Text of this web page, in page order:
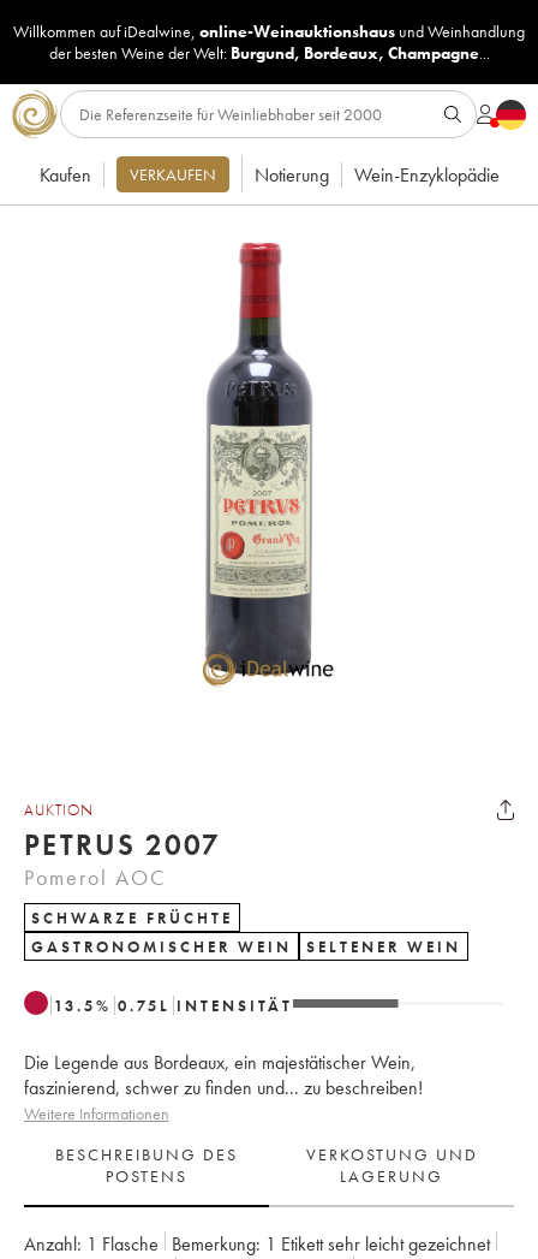
Willkommen auf iDealwine, online-Weinauktionshaus undWeinhandlung
der besten Weine der Welt: Burgund, Bordeaux, Champagne...
Kaufen VERKAUFEN Notierung Wein-Enzyklopädie
AUKTION
PETRUS 2007
Pomerol AOC
SCHWARZE FRÜCHTE
GASTRONOMISCHER WEIN
SELTENER WEIN
13.5% 0.75 L INTENSITÄT
Die Legende aus Bordeaux, ein majestätischer Wein,
faszinierend, schwer zu finden und... zu beschreiben!
Weitere Informationen
BESCHREIBUNG DES
POSTENS
VERKOSTUNG UND
LAGERUNG
Anzahl: 1 Flasche Bemerkung: 1 Etikett sehr leicht gezeichnet